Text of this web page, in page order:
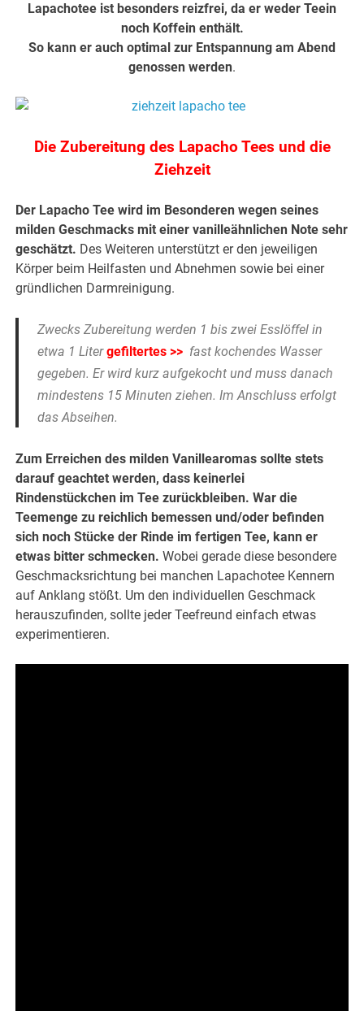
Lapachotee ist besonders reizfrei, da er weder Teein
noch Koffein enthält.
So kann er auch optimal zur Entspannung am Abend
genossen werden.
Die Zubereitung des Lapacho Tees und die
Ziehzeit
Der Lapacho Tee wird im Besonderen wegen seines
milden Geschmacks mit einer vanilleähnlichen Note sehr
geschätzt. Des Weiteren unterstützt er den jeweiligen
Körper beim Heilfasten und Abnehmen sowie bei einer
gründlichen Darmreinigung.
Zwecks Zubereitung werden 1 bis zwei Esslöffel in
etwa 1 Litergefiltertes>> fast kochendes Wasser
gegeben. Er wird kurz aufgekocht und muss danach
mindestens 15 Minuten ziehen. Im Anschluss erfolgt
das Abseihen.
Zum Erreichen des milden Vanillearomas sollte stets
darauf geachtet werden, dass keinerlei
Rindenstückchen im Tee zurückbleiben. War die
Teemenge zu reichlich bemessen und/oder befinden
sich noch Stücke der Rinde im fertigen Tee, kann er
etwas bitter schmecken. Wobei gerade diese besondere
Geschmacksrichtung bei manchen Lapachotee Kennern
auf Anklang stößt. Um den individuellen Geschmack
herauszufinden, sollte jeder Teefreund einfach etwas
experimentieren.